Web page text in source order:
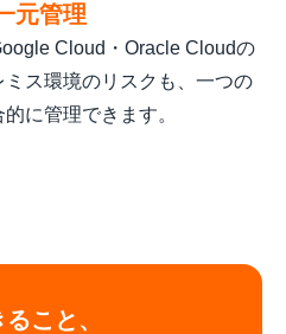
元管理
Cloud・Oracle Cloudの
ス環境のリスクも、一つの
に管理できます。
こと、